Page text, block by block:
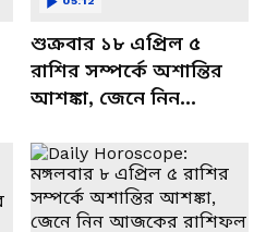
শুক্রবার ১৮ এপ্রিল ৫
রাশির সম্পর্কে অশান্তির
আশঙ্কা, জেনে নিন